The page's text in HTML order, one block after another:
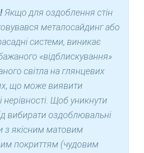
Якщо для оздоблення стін
металосайдинг або
системи, виникає
«відблискування»
світла на глянцевих
що може виявити
Щоб уникнути
вибирати оздоблювальні
з якісним матовим
покриттям (чудовим